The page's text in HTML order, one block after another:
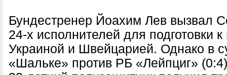
Бундестренер Йоахим Лев вызвал
24-х исполнителей для подготовки
Украиной и Швейцарией. Однако в
«Шальке» против РБ «Лейпциг»